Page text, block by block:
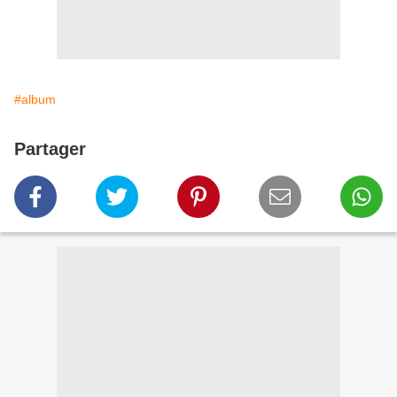
#album
Partager